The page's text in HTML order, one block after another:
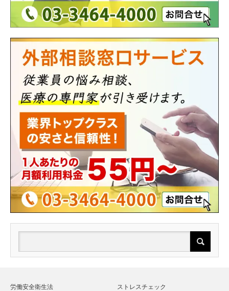
労働安全衛生法 ストレスチェック